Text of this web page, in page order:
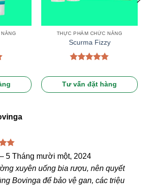
THỰC PHẨM CHỨC NĂNG
Scurma Fizzy
hạng5.00
5 sao
Tư vấn đặt hàng
– 5 Tháng mười một, 2024
xuyên uống bia rượu, nên quyết
Bovinga để bảo vệ gan, các triệu